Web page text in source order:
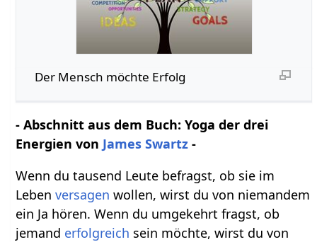
Der Mensch möchte Erfolg
- Abschnitt aus dem Buch: Yoga der drei
Energien von James Swartz -
Wenn du tausend Leute befragst, ob sie im
Lebenversagen wollen, wirst du von niemandem
ein Ja hören. Wenn du umgekehrt fragst, ob
jemand erfolgreich sein möchte, wirst du von